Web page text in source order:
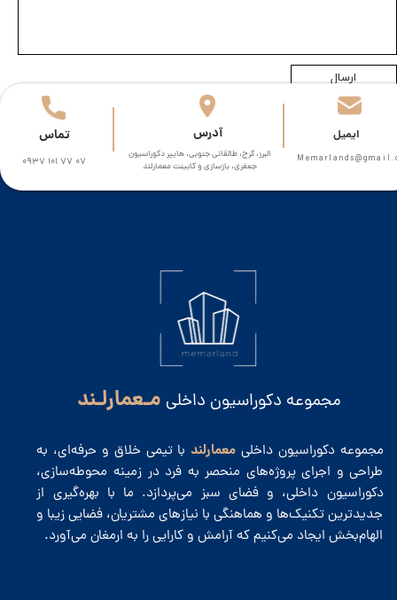
ارسال
مجموعه دکوراسیون داخلی مـعمارلـند
مجموعه دکوراسیون داخلی معمارلندبا تیمی خلاق و حرفه‌ای، به
طراحی و اجرای پروژه‌های منحصر به فرد در زمینه محوطه‌سازی،
دکوراسیون داخلی، و فضای سبز می‌پردازد. ما با بهره‌گیری از
جدیدترین تکنیک‌ها و هماهنگی با نیازهای مشتریان، فضایی زیبا و
الهام‌بخش ایجاد می‌کنیم که آرامش و کارایی را به ارمغان می‌آورد.
البرز، کرج، طالقانی جنوبی، هایپر دکوراسیون
جعفری، بازسازی و کابینت معمارلند
0937 101 77 07
​آدرس ​​ایمیل تماس